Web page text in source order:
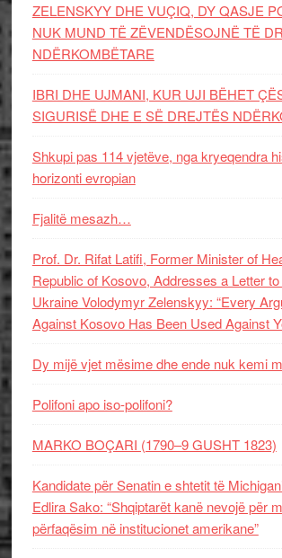
ZELENSKYY DHE VUÇIQ, DY QASJE
NUK MUND TË ZËVENDËSOJNË TË
NDËRKOMBËTARE
IBRI DHE UJMANI, KUR UJI BËHET
SIGURISË DHE E SË DREJTËS
Shkupi pas 114 vjetëve, nga kryeqendra
horizonti evropian
Fjalitë mesazh…
Prof. Dr. Rifat Latifi, Former Minister of
Republic of Kosovo, Addresses a Letter
Ukraine Volodymyr Zelenskyy: “Every
Against Kosovo Has Been Used Against
Dy mijë vjet mësime dhe ende nuk kemi
Polifoni apo iso-polifoni?
MARKO BOÇARI (1790–9 GUSHT 1823)
Kandidate për Senatin e shtetit të
Edlira Sako: “Shqiptarët kanë nevojë për
përfaqësim në institucionet amerikane”